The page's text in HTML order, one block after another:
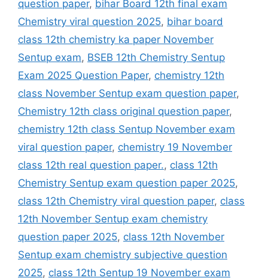
question paper, bihar Board 12th final exam
Chemistry viral question 2025, bihar board
class 12th chemistry ka paper November
Sentup exam, BSEB 12th Chemistry Sentup
Exam 2025 Question Paper, chemistry 12th
class November Sentup exam question paper,
Chemistry 12th class original question paper,
chemistry 12th class Sentup November exam
viral question paper, chemistry 19 November
class 12th real question paper., class 12th
Chemistry Sentup exam question paper 2025,
class 12th Chemistry viral question paper, class
12th November Sentup exam chemistry
question paper 2025, class 12th November
Sentup exam chemistry subjective question
2025, class 12th Sentup 19 November exam